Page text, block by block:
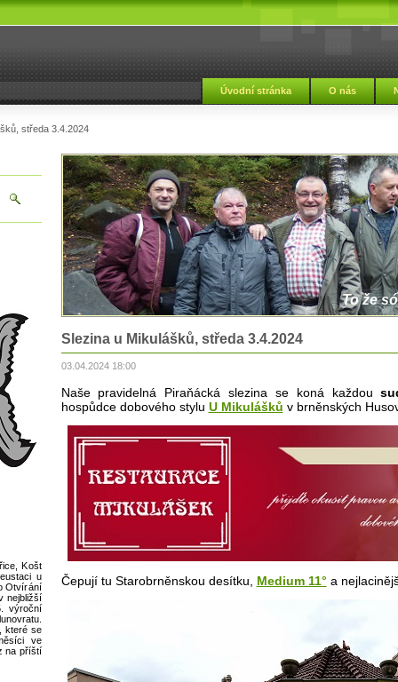
Úvodní stránka O nás
středa 3.4.2024
To že
Slezina u Mikulášků, středa 3.4.2024
03.04.2024 18:00
Naše pravidelná Piraňácká slezina se koná každou
hospůdce dobového stylu U Mikulášků v brněnských
Čepují tu Starobrněnskou desítku, Medium 11° a
Košt
u
Otvírání
nejbližší
výroční
které se
ve
na příští